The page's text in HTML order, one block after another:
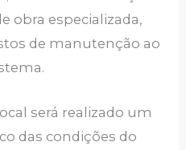
obra especializada,
de manutenção ao
será realizado um
das condições do